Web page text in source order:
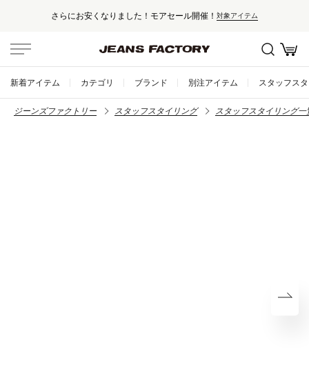
さらにお安くなりました！モアセール開催！ 対象アイテム
新着アイテム カテゴリ ブランド 別注アイテム スタッフス
ジーンズファクトリー スタッフスタイリング スタッフスタイリング一